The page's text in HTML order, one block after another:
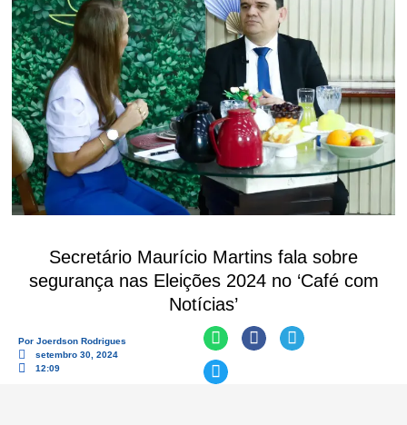
Secretário Maurício Martins fala sobre
segurança nas Eleições 2024 no ‘Café com
Notícias’
Por Joerdson Rodrigues
setembro 30, 2024
12:09